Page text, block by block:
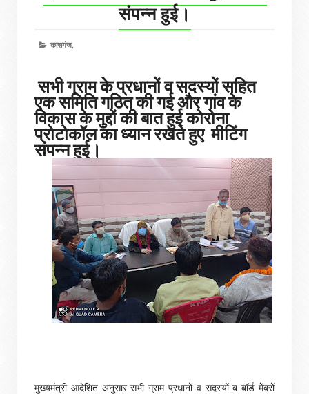
संपन्न हुई।
कासगंज,
सभी ग्राम के प्रधानों व सदस्यों सहित
एक समिति गठित की गई और गांव के
विकास के मुद्दों की बात हुई कोरोना
प्रोटोकॉल का ध्यान रखते हुए मीटिंग
संपन्न हुई।
मुख्यमंत्री आदेशित अनुसार सभी ग्राम प्रधानों व सदस्यों ब बॉर्ड मेंबरों